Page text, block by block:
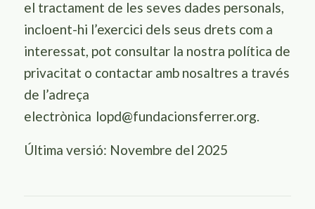
el tractament de les seves dades personals,
incloent-hi l’exercici dels seus drets com a
interessat, pot consultar la nostra política de
privacitat o contactar amb nosaltres a través
de l’adreça
electrònica lopd@fundacionsferrer.org.
Última versió: Novembre del 2025